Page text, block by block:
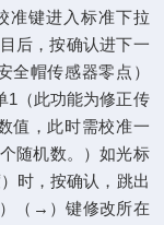
准键进入标准下拉
后，按确认进下一
全帽传感器零点）
1（此功能为修正传
值，此时需校准一
随机数。）如光标
时，按确认，跳出
（→）键修改所在